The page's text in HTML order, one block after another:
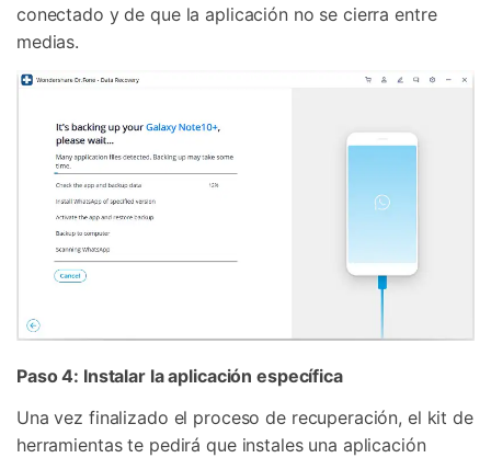
conectado y de que la aplicación no se cierra entre
medias.
Paso 4: Instalar la aplicación específica
Una vez finalizado el proceso de recuperación, el kit de
herramientas te pedirá que instales una aplicación